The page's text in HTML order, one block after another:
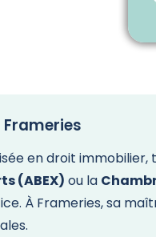
en droit
(ABEX) ou la
À Frameries, sa